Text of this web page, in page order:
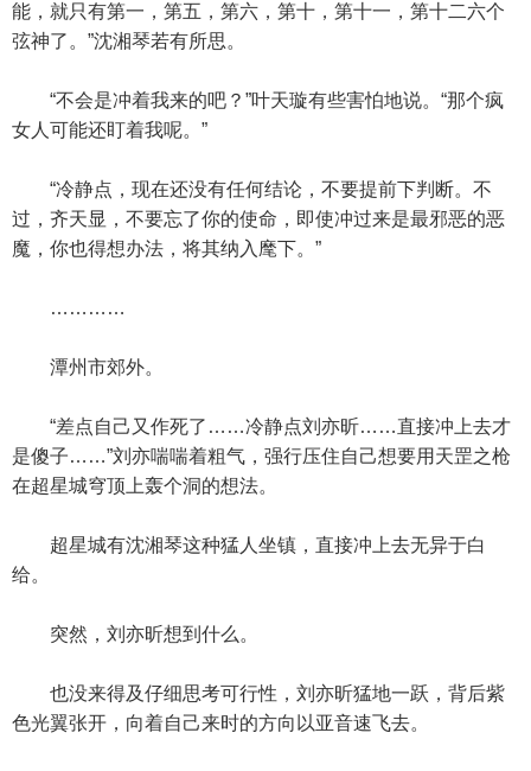
能，就只有第一，第五，第六，第十，第十一，第十二六个
弦神了。”沈湘琴若有所思。
“不会是冲着我来的吧？”叶天璇有些害怕地说。“那个疯
女人可能还盯着我呢。”
“冷静点，现在还没有任何结论，不要提前下判断。不
过，齐天显，不要忘了你的使命，即使冲过来是最邪恶的恶
魔，你也得想办法，将其纳入麾下。”
…………
潭州市郊外。
“差点自己又作死了……冷静点刘亦昕……直接冲上去才
是傻子……”刘亦喘喘着粗气，强行压住自己想要用天罡之枪
在超星城穹顶上轰个洞的想法。
超星城有沈湘琴这种猛人坐镇，直接冲上去无异于白
给。
突然，刘亦昕想到什么。
也没来得及仔细思考可行性，刘亦昕猛地一跃，背后紫
色光翼张开，向着自己来时的方向以亚音速飞去。